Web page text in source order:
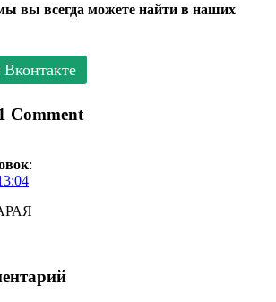
вы всегда можете найти в наших
Comment
: